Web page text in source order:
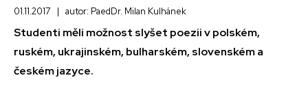
01.11.2017 | autor: PaedDr. Milan Kulhánek
Studenti měli možnost slyšet poezii v polském,
ruském, ukrajinském, bulharském, slovenském a
českém jazyce.